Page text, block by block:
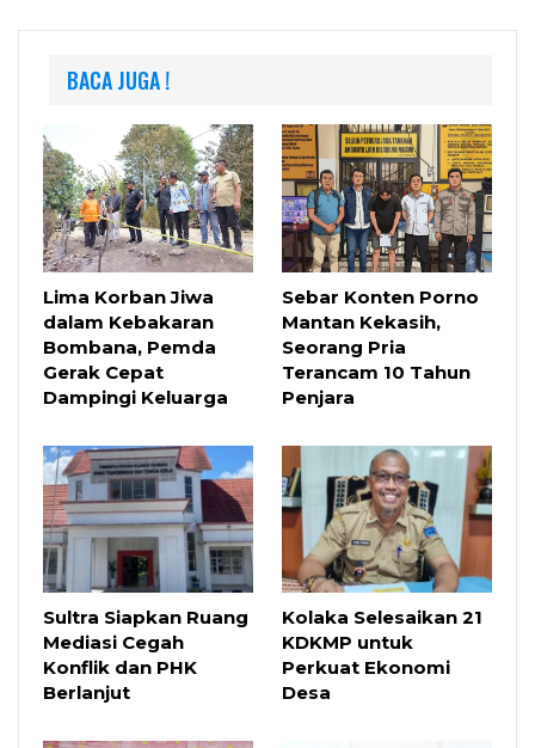
BACA JUGA !
Lima Korban Jiwa
dalam Kebakaran
Bombana, Pemda
Gerak Cepat
Dampingi Keluarga
Sebar Konten Porno
Mantan Kekasih,
Seorang Pria
Terancam 10 Tahun
Penjara
Sultra Siapkan Ruang
Mediasi Cegah
Konflik dan PHK
Berlanjut
Kolaka Selesaikan 21
KDKMP untuk
Perkuat Ekonomi
Desa